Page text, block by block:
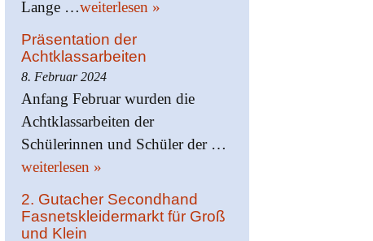
Lange …weiterlesen »
Präsentation der
Achtklassarbeiten
8. Februar 2024
Anfang Februar wurden die
Achtklassarbeiten der
Schülerinnen und Schüler der …
weiterlesen »
2. Gutacher Secondhand
Fasnetskleidermarkt für Groß
und Klein